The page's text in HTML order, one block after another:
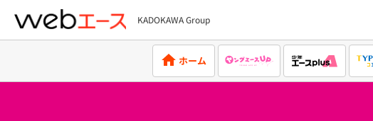
webエース
KADOKAWA Group
ホーム